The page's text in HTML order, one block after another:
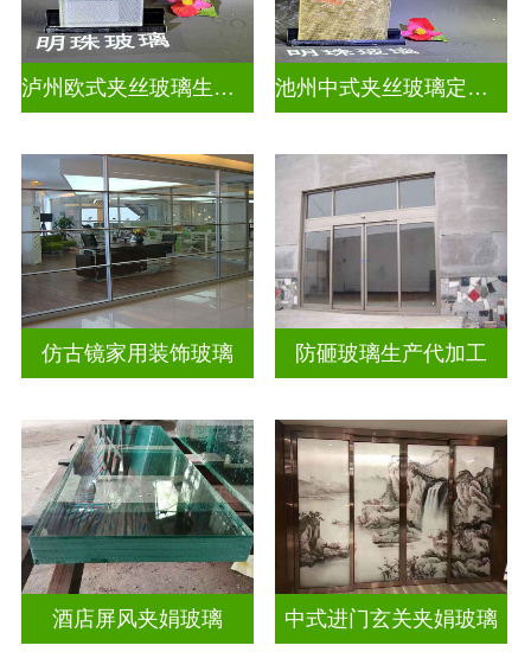
泸州欧式夹丝玻璃生产厂家地址 池州中式夹丝玻璃定做厂
仿古镜家用装饰玻璃 防砸玻璃生产代加工
酒店屏风夹娟玻璃 中式进门玄关夹娟玻璃